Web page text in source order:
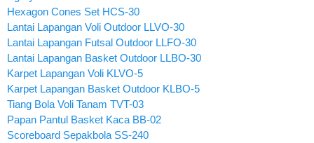
Hexagon Cones Set HCS-30
Lantai Lapangan Voli Outdoor LLVO-30
Lantai Lapangan Futsal Outdoor LLFO-30
Lantai Lapangan Basket Outdoor LLBO-30
Karpet Lapangan Voli KLVO-5
Karpet Lapangan Basket Outdoor KLBO-5
Tiang Bola Voli Tanam TVT-03
Papan Pantul Basket Kaca BB-02
Scoreboard Sepakbola SS-240